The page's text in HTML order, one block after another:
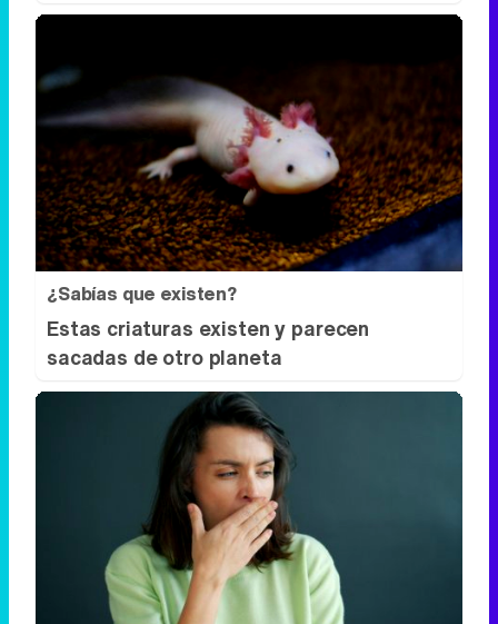
¿Sabías que existen?
Estas criaturas existen y parecen
sacadas de otro planeta